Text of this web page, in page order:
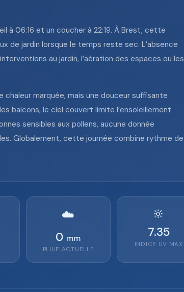
à 06:16 et un coucher à 22:19. À Brest, cette
de jardin lorsque le temps reste sec. L’absence
au jardin, l’aération des espaces ou les
chaleur marquée, mais une douceur suffisante
balcons, le ciel couvert limite l’ensoleillement
sensibles aux pollens, aucune donnée
Globalement, cette journée combine rythme de
☁️
0 mm
PLUIE ACTUELLE
🔆
7.35
INDICE UV MAX